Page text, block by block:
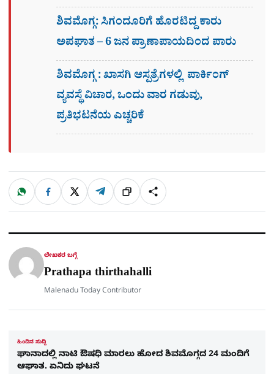
ಶಿವಮೊಗ್ಗ: ಸಿಗಂದೂರಿಗೆ ಹೊರಟಿದ್ದ ಕಾರು
ಅಪಘಾತ – 6 ಜನ ಪ್ರಾಣಾಪಾಯದಿಂದ ಪಾರು
ಶಿವಮೊಗ್ಗ : ಖಾಸಗಿ ಆಸ್ಪತ್ರೆಗಳಲ್ಲಿ ಪಾರ್ಕಿಂಗ್​
ವ್ಯವಸ್ಥೆ ವಿಚಾರ, ಒಂದು ವಾರ ಗಡುವು,
ಪ್ರತಿಭಟನೆಯ ಎಚ್ಚರಿಕೆ
ಹಂಚಿಕೊಳ್ಳಿ
W
a
t
p
p
F
c
e
o
k
X T
l
e
a
m
ಲಿಂ
ಕ್
S
h
a
ಲೇಖಕರ ಬಗ್ಗೆ
Prathapa thirthahalli
Malenadu Today Contributor
ಹಿಂದಿನ ಸುದ್ದಿ
ಘಾನಾದಲ್ಲಿ ನಾಟಿ ಔಷಧಿ ಮಾರಲು ಹೋದ ಶಿವಮೊಗ್ಗದ 24 ಮಂದಿಗೆ
ಆಘಾತ. ಏನಿದು ಘಟನೆ